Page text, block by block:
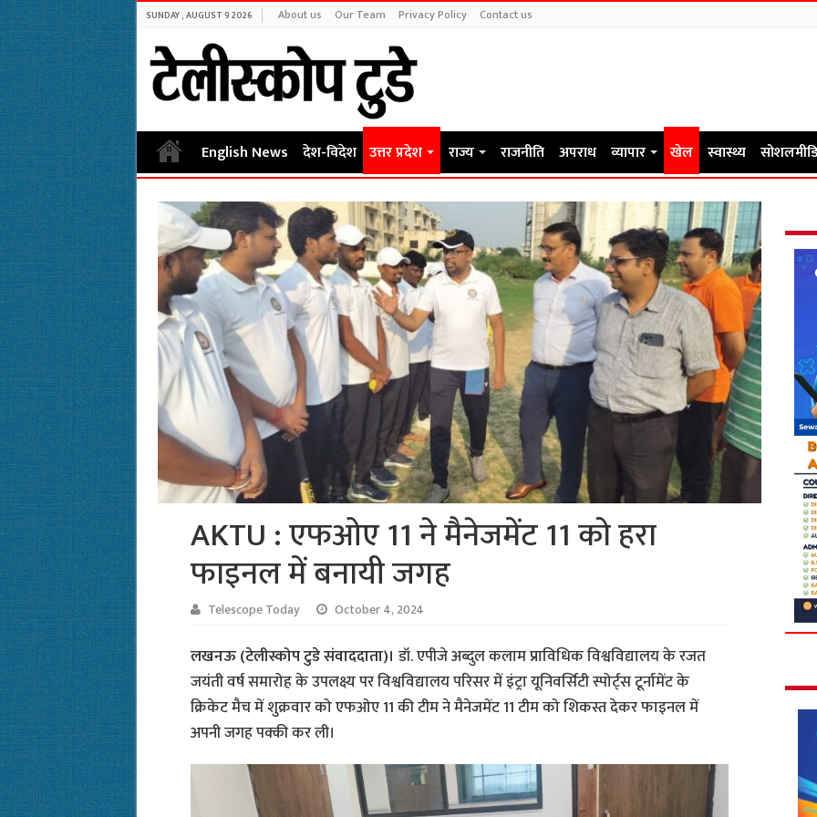
SUNDAY , AUGUST 9 2026 About us Our Team Privacy Policy Contact us
English News देश-विदेश उत्तर प्रदेश राज्य राजनीति अपराध व्यापार खेल स्वास्थ्य
AKTU : एफओए 11 ने मैनेजमेंट 11 को हरा
फाइनल में बनायी जगह
Telescope Today October 4, 2024
लखनऊ (टेलीस्कोप टुडे संवाददाता)। डॉ. एपीजे अब्दुल कलाम प्राविधिक विश्वविद्यालय के रजत
जयंती वर्ष समारोह के उपलक्ष्य पर विश्वविद्यालय परिसर में इंट्रा यूनिवर्सिटी स्पोर्ट्स टूर्नामेंट के
क्रिकेट मैच में शुक्रवार को एफओए 11 की टीम ने मैनेजमेंट 11 टीम को शिकस्त देकर फाइनल में
अपनी जगह पक्की कर ली।